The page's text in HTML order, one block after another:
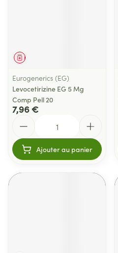
Médicament
Eurogenerics (EG)
Levocetirizine EG 5 Mg
Comp Pell 20
7,96 €
Ajouter au panier